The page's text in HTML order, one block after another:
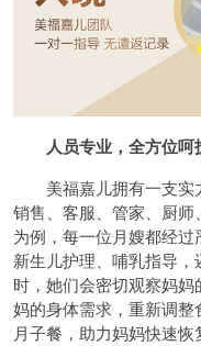
人员专业，全方位呵
美福嘉儿拥有一支实力
销售、客服、管家、厨
为例，每一位月嫂都经
新生儿护理、哺乳指导
时，她们会密切观察妈
妈的身体需求，重新调
月子餐，助力妈妈快速恢